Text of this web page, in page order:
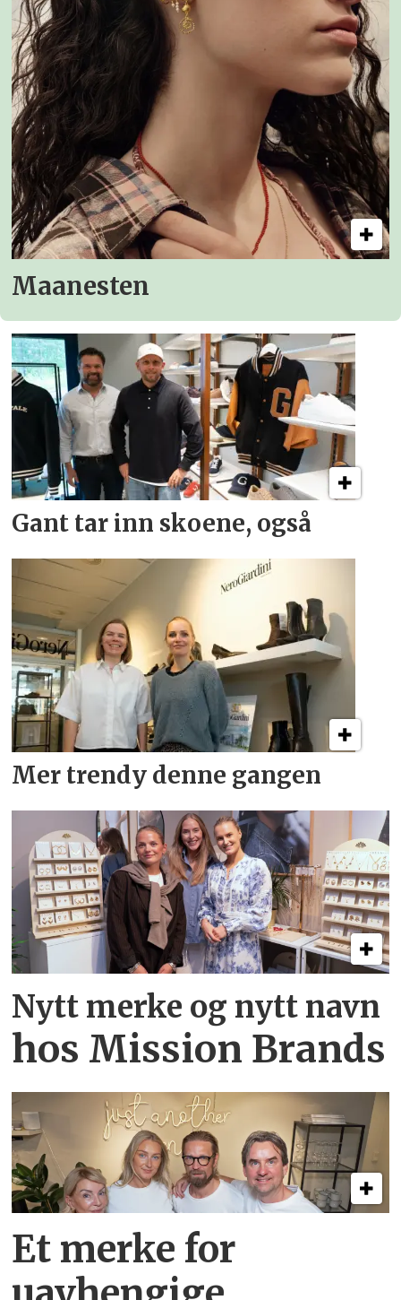
Maanesten
Gant tar inn skoene, også
Mer trendy denne gangen
Nytt merke og nytt navn
hos Mission Brands
Et merke for